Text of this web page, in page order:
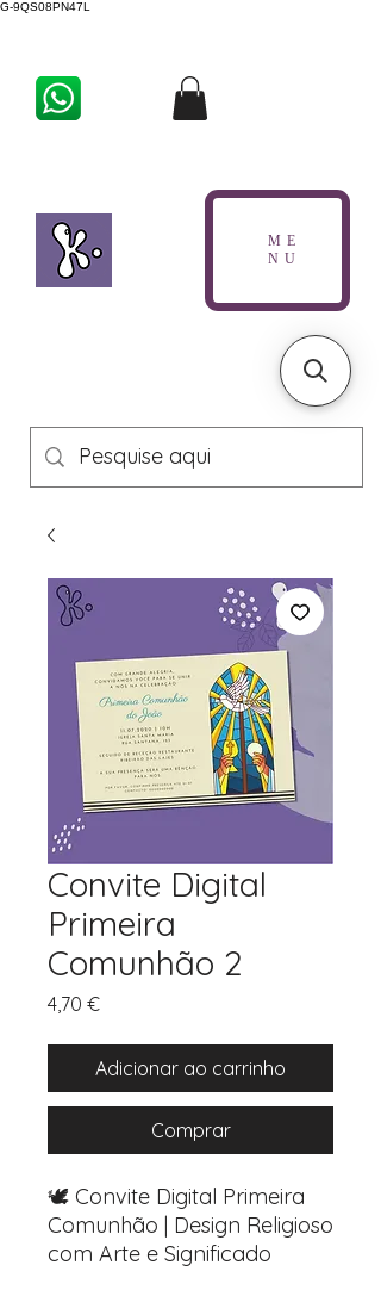
G-9QS08PN47L
ME
NU
Convite Digital
Primeira
Comunhão 2
4,70 €Preço
Adicionar ao carrinho
Comprar
🕊️ Convite Digital Primeira
Comunhão | Design Religioso
com Arte e Significado